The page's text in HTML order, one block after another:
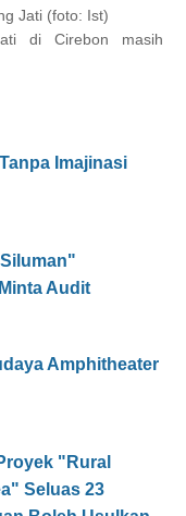
Jati (foto: Ist)
Jati di Cirebon masih
Imajinasi
Audit
Amphitheater
"Rural
Seluas 23